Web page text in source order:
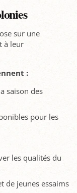
sur une
à leur
:
saison des
pour les
les qualités du
de jeunes essaims